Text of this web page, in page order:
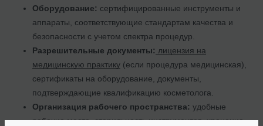
Оборудование: сертифицированные инструменты и
аппараты, соответствующие стандартам качества и
безопасности с учетом спектра процедур.
Разрешительные документы: лицензия на
медицинскую практику (если процедура медицинская),
сертификаты на оборудование, документы,
подтверждающие квалификацию косметолога.
Организация рабочего пространства: удобные
рабочие места, стерильность инструментов, хранение